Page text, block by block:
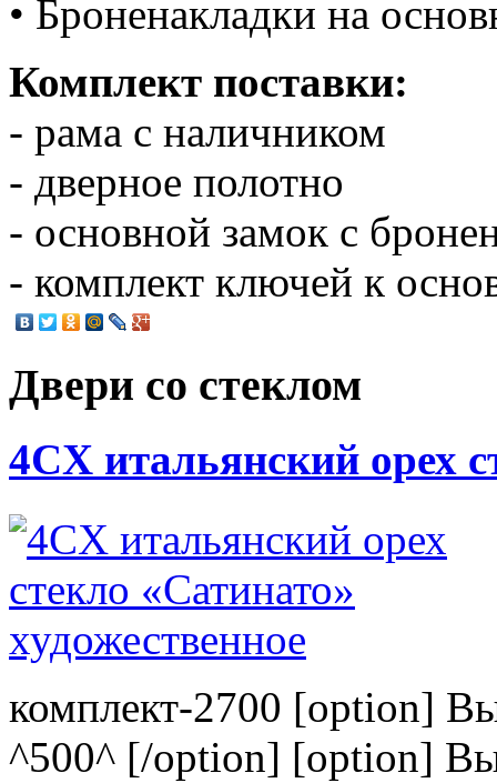
• Броненакладки на
Комплект поставки:
- рама с наличником
- дверное полотно
- основной замок с
- комплект ключей к
Двери со стеклом
4CХ итальянский орех
комплект-2700 [option]
^500^ [/option] [option]